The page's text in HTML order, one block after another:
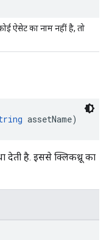
ऐसेट का नाम नहीं है, तो
assetName)
देती है. इससे क्लिकथ्रू का